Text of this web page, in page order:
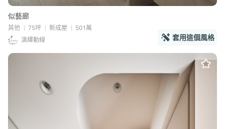
似藝廊
其他 75坪 新成屋
501萬
演繹動線
套用這個風格